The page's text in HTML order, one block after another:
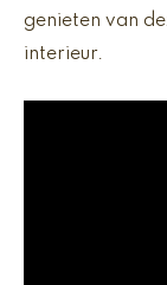
genieten van
interieur.